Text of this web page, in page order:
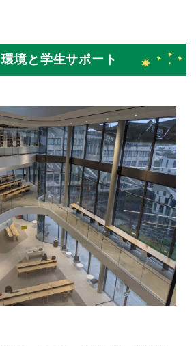
境と学生サポート